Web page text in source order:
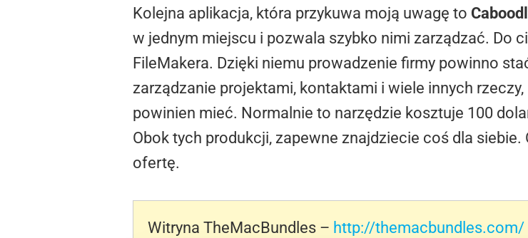
Kolejna aplikacja, która przykuwa moją uwagę to
w jednym miejscu i pozwala szybko nimi zarządzać. Do
FileMakera. Dzięki niemu prowadzenie firmy powinno
zarządzanie projektami, kontaktami i wiele innych
powinien mieć. Normalnie to narzędzie kosztuje 100
Obok tych produkcji, zapewne znajdziecie coś dla
ofertę.
Witryna TheMacBundles – http://themacbundles.com/